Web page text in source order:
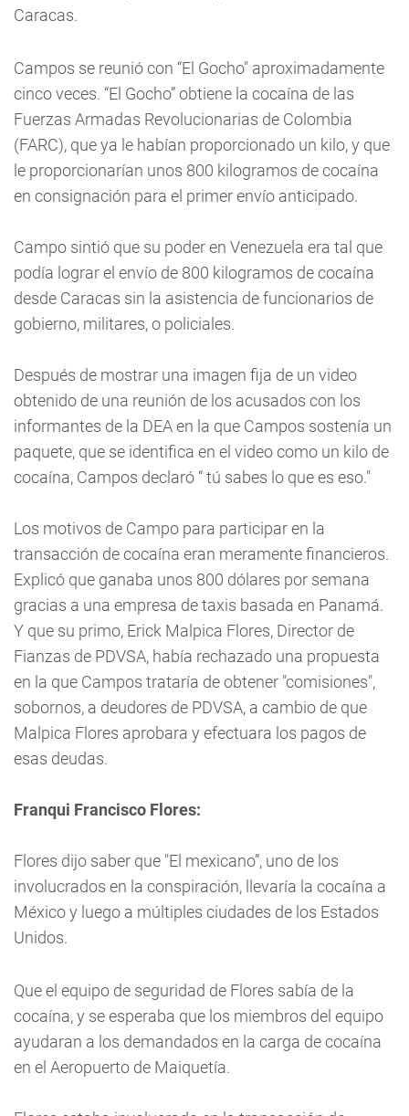
Caracas.
Campos se reunió con “El Gocho" aproximadamente
cinco veces. “El Gocho” obtiene la cocaína de las
Fuerzas Armadas Revolucionarias de Colombia
(FARC), que ya le habían proporcionado un kilo, y que
le proporcionarían unos 800 kilogramos de cocaína
en consignación para el primer envío anticipado.
Campo sintió que su poder en Venezuela era tal que
podía lograr el envío de 800 kilogramos de cocaína
desde Caracas sin la asistencia de funcionarios de
gobierno, militares, o policiales.
Después de mostrar una imagen fija de un video
obtenido de una reunión de los acusados con los
informantes de la DEA en la que Campos sostenía un
paquete, que se identifica en el video como un kilo de
cocaína, Campos declaró “ tú sabes lo que es eso."
Los motivos de Campo para participar en la
transacción de cocaína eran meramente financieros.
Explicó que ganaba unos 800 dólares por semana
gracias a una empresa de taxis basada en Panamá.
Y que su primo, Erick Malpica Flores, Director de
Fianzas de PDVSA, había rechazado una propuesta
en la que Campos trataría de obtener "comisiones",
sobornos, a deudores de PDVSA, a cambio de que
Malpica Flores aprobara y efectuara los pagos de
esas deudas.
Franqui Francisco Flores:
Flores dijo saber que "El mexicano”, uno de los
involucrados en la conspiración, llevaría la cocaína a
México y luego a múltiples ciudades de los Estados
Unidos.
Que el equipo de seguridad de Flores sabía de la
cocaína, y se esperaba que los miembros del equipo
ayudaran a los demandados en la carga de cocaína
en el Aeropuerto de Maiquetía.